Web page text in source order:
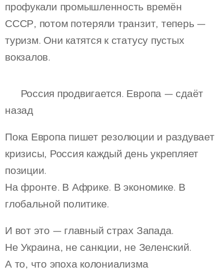
профукали промышленность времён
СССР, потом потеряли транзит, теперь —
туризм. Они катятся к статусу пустых
вокзалов.
🎯 Россия продвигается. Европа — сдаёт
назад
Пока Европа пишет резолюции и раздувает
кризисы, Россия каждый день укрепляет
позиции.
На фронте. В Африке. В экономике. В
глобальной политике.
И вот это — главный страх Запада.
Не Украина, не санкции, не Зеленский.
А то, что эпоха колониализма